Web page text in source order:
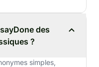
des
?
simples,